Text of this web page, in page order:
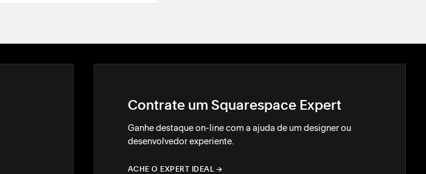
Contrate um Squarespace Expert
Ganhe destaque on-line com a ajuda de um designer ou
desenvolvedor experiente.
ACHE O EXPERT IDEAL →
→